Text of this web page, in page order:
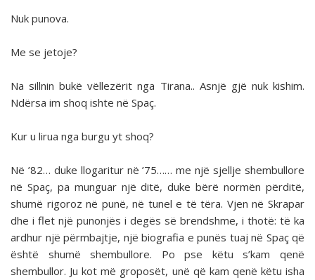
Nuk punova.
Me se jetoje?
Na sillnin bukë vëllezërit nga Tirana.. Asnjë gjë nuk kishim.
Ndërsa im shoq ishte në Spaç.
Kur u lirua nga burgu yt shoq?
Në ’82… duke llogaritur në ’75…… me një sjellje shembullore
në Spaç, pa munguar një ditë, duke bërë normën përditë,
shumë rigoroz në punë, në tunel e të tëra. Vjen në Skrapar
dhe i flet një punonjës i degës së brendshme, i thotë: të ka
ardhur një përmbajtje, një biografia e punës tuaj në Spaç që
është shumë shembullore. Po pse këtu s’kam qenë
shembullor. Ju kot më groposët, unë që kam qenë këtu isha